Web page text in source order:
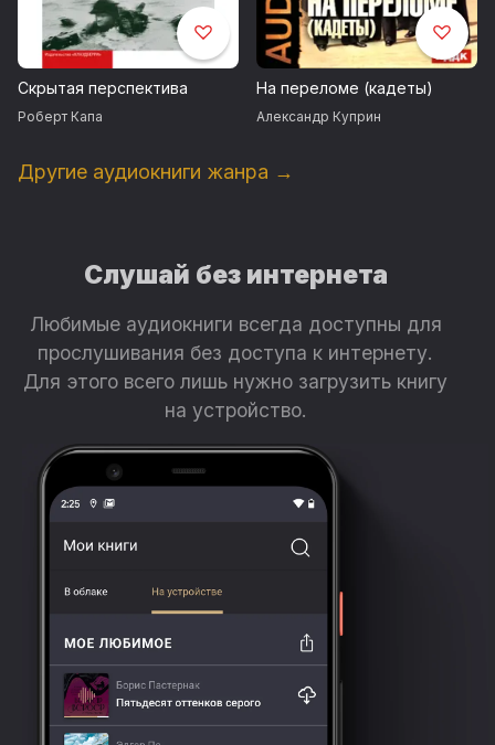
сразу выпрямился, словно разжатая пружина, и его голые
пятки с силой ударили по рылу акулы.
Скрытая перспектива
Роберт Капа
На переломе (кадеты)
Александр Куприн
Другие аудиокниги жанра →
Слушай без интернета
Любимые аудиокниги всегда доступны для
прослушивания без доступа к интернету.
Для этого всего лишь нужно загрузить книгу
на устройство.